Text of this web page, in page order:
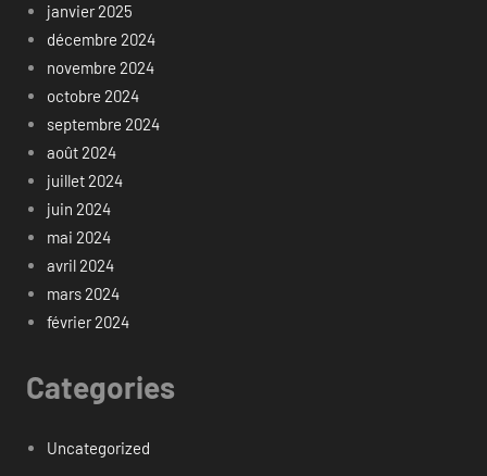
janvier 2025
décembre 2024
novembre 2024
octobre 2024
septembre 2024
août 2024
juillet 2024
juin 2024
mai 2024
avril 2024
mars 2024
février 2024
Categories
Uncategorized